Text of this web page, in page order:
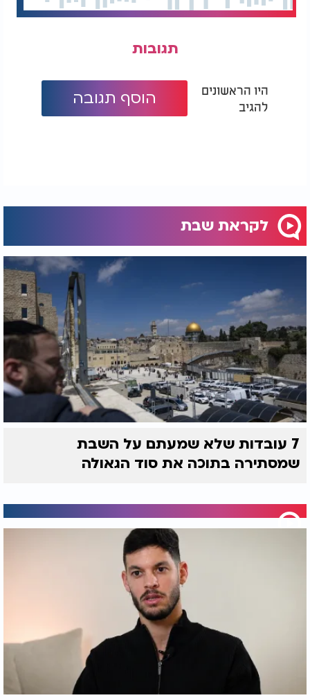
תגובות
היו הראשונים
להגיב
הוסף תגובה
לקראת שבת
7 עובדות שלא שמעתם על השבת
שמסתירה בתוכה את סוד הגאולה